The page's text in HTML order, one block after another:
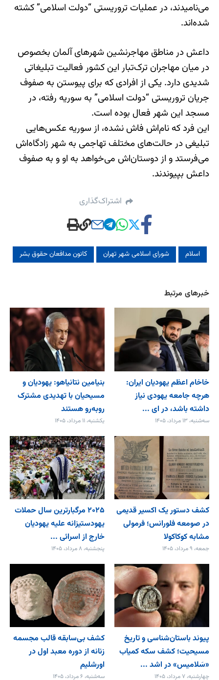
می‌نامیدند، در عملیات تروریستی “دولت اسلامی” کشته
شده‌اند.
داعش در مناطق مهاجرنشین شهرهای آلمان بخصوص
در میان مهاجران ترک‌تبار این کشور فعالیت تبلیغاتی
شدیدی دارد. یکی از افرادی که برای پیوستن به صفوف
جریان تروریستی “دولت اسلامی” به سوریه رفته، در
مسجد این شهر فعال بوده است.
این فرد که نام‌اش فاش نشده، از سوریه عکس‌هایی
تبلیغی در حالت‌های مختلف تهاجمی به شهر زادگاه‌اش
می‌فرستد و از دوستان‌اش می‌خواهد به او و به صفوف
داعش بپیوندند.
اشتراک‌گذاری
اسلام شورای اسلامی شهر تهران کانون مدافعان حقوق بشر
خبرهای مرتبط
خاخام اعظم یهودیان ایران:
هرچه جامعه یهودی نیاز
داشته باشد، در ای ...
سه‌شنبه، ۱۳ مرداد، ۱۴۰۵
بنیامین نتانیاهو: یهودیان و
مسیحیان با تهدیدی مشترک
روبه‌رو هستند
یکشنبه، ۱۱ مرداد، ۱۴۰۵
کشف دستور یک اکسیر قدیمی
در صومعه فلورانس؛ فرمولی
مشابه کوکاکولا
جمعه، ۹ مرداد، ۱۴۰۵
۲۰۲۵ مرگبارترین سال حملات
یهودستیزانه علیه یهودیان
خارج از اسرائی ...
پنجشنبه، ۸ مرداد، ۱۴۰۵
پیوند باستان‌شناسی و تاریخ
مسیحیت؛ کشف سکه کمیاب
«سَلامیس» در اشد ...
چهارشنبه، ۷ مرداد، ۱۴۰۵
کشف بی‌سابقه قالب مجسمه
زنانه از دوره معبد اول در
اورشلیم
سه‌شنبه، ۶ مرداد، ۱۴۰۵